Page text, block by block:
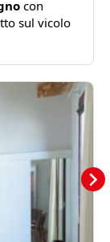
con
sul vicolo